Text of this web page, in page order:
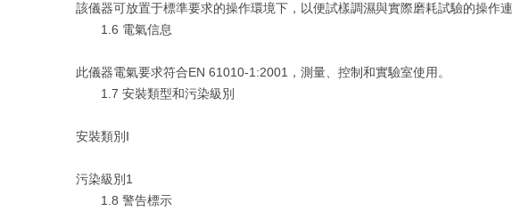
該儀器可放置于標準要求的操作環境下，以便試樣調濕與實際磨耗試驗的操作
1.6 電氣信息
此儀器電氣要求符合EN 61010-1:2001，測量、控制和實驗室使用。
1.7 安裝類型和污染級別
安裝類別Ⅰ
污染級別1
1.8 警告標示